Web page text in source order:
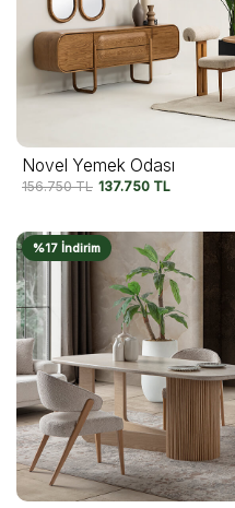
Novel Yemek Odası
156.750TL 137.750 TL
%17 İndirim